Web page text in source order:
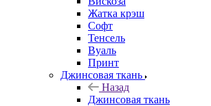
Жатка крэш
Софт
Тенсель
Вуаль
Принт
Джинсовая ткань
Назад
Джинсовая ткань